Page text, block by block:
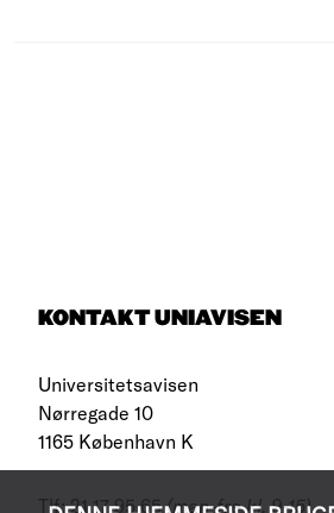
KONTAKT UNIAVISEN
Universitetsavisen
Nørregade 10
1165 København K
Tlf: 21 17 95 65(man-fre kl. 9-15)